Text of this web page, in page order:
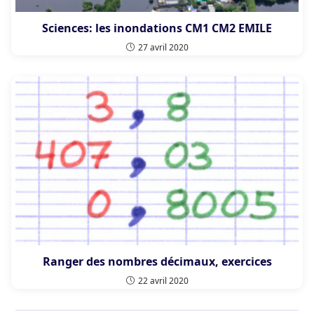
Sciences: les inondations CM1 CM2 EMILE
27 avril 2020
Ranger des nombres décimaux, exercices
22 avril 2020